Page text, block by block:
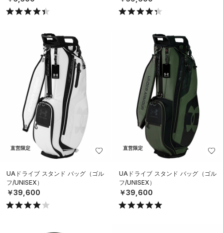
直営限定
UAドライブ スタンド バッグ（ゴル
フ/UNISEX）
￥39,600
直営限定
UAドライブ スタンド バッグ（ゴル
フ/UNISEX）
￥39,600